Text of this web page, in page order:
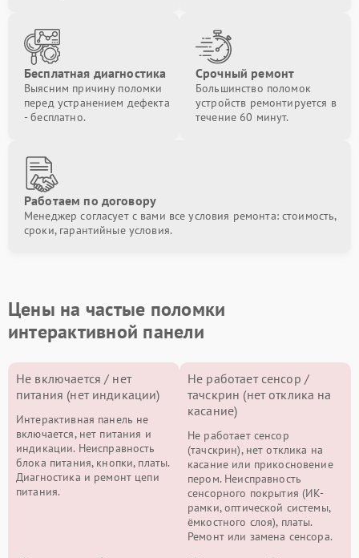
Бесплатная диагностика
Выясним причину поломки
перед устранением дефекта
- бесплатно.
Срочный ремонт
Большинство поломок
устройств ремонтируется в
течение 60 минут.
Работаем по договору
Менеджер согласует с вами все условия ремонта: стоимость,
сроки, гарантийные условия.
Цены на частые поломки
интерактивной панели
Не включается / нет
питания (нет индикации)
Интерактивная панель не
включается, нет питания и
индикации. Неисправность
блока питания, кнопки, платы.
Диагностика и ремонт цепи
питания.
Не работает сенсор /
тачскрин (нет отклика на
касание)
Не работает сенсор
(тачскрин), нет отклика на
касание или прикосновение
пером. Неисправность
сенсорного покрытия (ИК-
рамки, оптической системы,
ёмкостного слоя), платы.
Ремонт или замена сенсора.